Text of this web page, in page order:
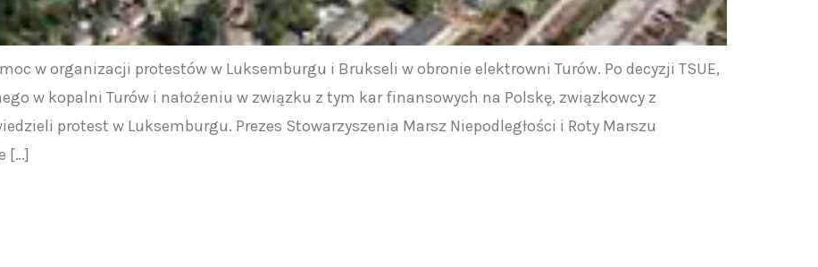
w organizacji protestów w Luksemburgu i Brukseli w obronie elektrowni Turów. Po decyzji TSUE,
w kopalni Turów i nałożeniu w związku z tym kar finansowych na Polskę, związkowcy z
protest w Luksemburgu. Prezes Stowarzyszenia Marsz Niepodległości i Roty Marszu
[…]